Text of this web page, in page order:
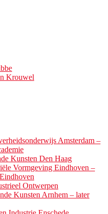
Krouwel
Amsterdam –
Kunsten Den Haag
Vormgeving Eindhoven –
Ontwerpen
Kunsten Arnhem – later